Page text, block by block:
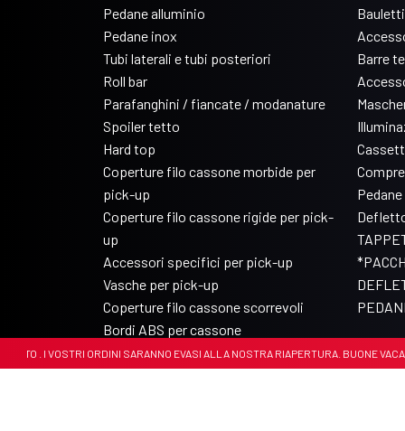
Pedane alluminio
Pedane inox
Tubi laterali e tubi posteriori
Roll bar
Parafanghini / fiancate / modanature
Spoiler tetto
Hard top
Coperture filo cassone morbide per
pick-up
Coperture filo cassone rigide per pick-
up
Accessori specifici per pick-up
Vasche per pick-up
Coperture filo cassone scorrevoli
Bordi ABS per cassone
Bauletti
Barre
I VOSTRI ORDINI SARANNO EVASI ALLA NOSTRA RIAPERTURA. BUONE VACANZE